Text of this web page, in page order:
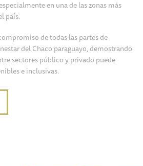
en una de las zonas más
país.
de todas las partes de
del Chaco paraguayo, demostrando
sectores público y privado puede
e inclusivas.